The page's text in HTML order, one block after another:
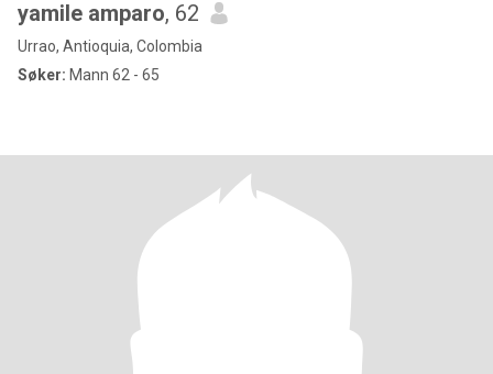
yamile amparo, 62
Urrao, Antioquia, Colombia
Søker: Mann 62 - 65